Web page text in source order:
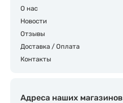
О нас
Новости
Отзывы
Доставка / Оплата
Контакты
Адреса наших магазинов